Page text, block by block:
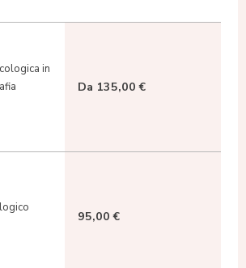
in
Da 135,00 €
95,00 €